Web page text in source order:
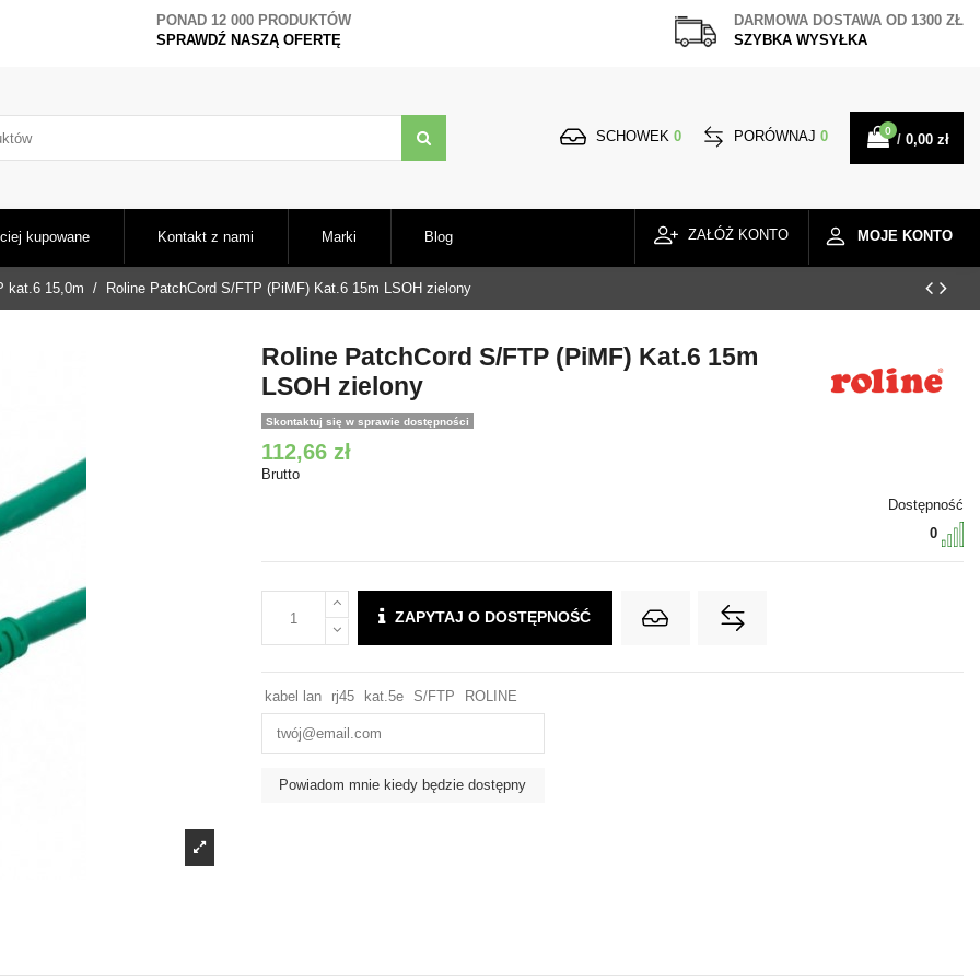
PONAD 12 000 PRODUKTÓW
SPRAWDŹ NASZĄ OFERTĘ
DARMOWA DOSTAWA OD 1300 ZŁ
SZYBKA WYSYŁKA
SCHOWEK 0 PORÓWNAJ 0 0
/ 0,00 zł
kupowane Kontakt z nami Marki Blog MOJE KONTO
ZAŁÓŻ KONTO
kat.6 15,0m Roline PatchCord S/FTP (PiMF) Kat.6 15m LSOH zielony
Roline PatchCord S/FTP (PiMF) Kat.6 15m
LSOH zielony
Skontaktuj się w sprawie dostępności
112,66 zł
Brutto
Dostępność
0
ZAPYTAJ O DOSTĘPNOŚĆ
kabel lan rj45 kat.5e S/FTP ROLINE